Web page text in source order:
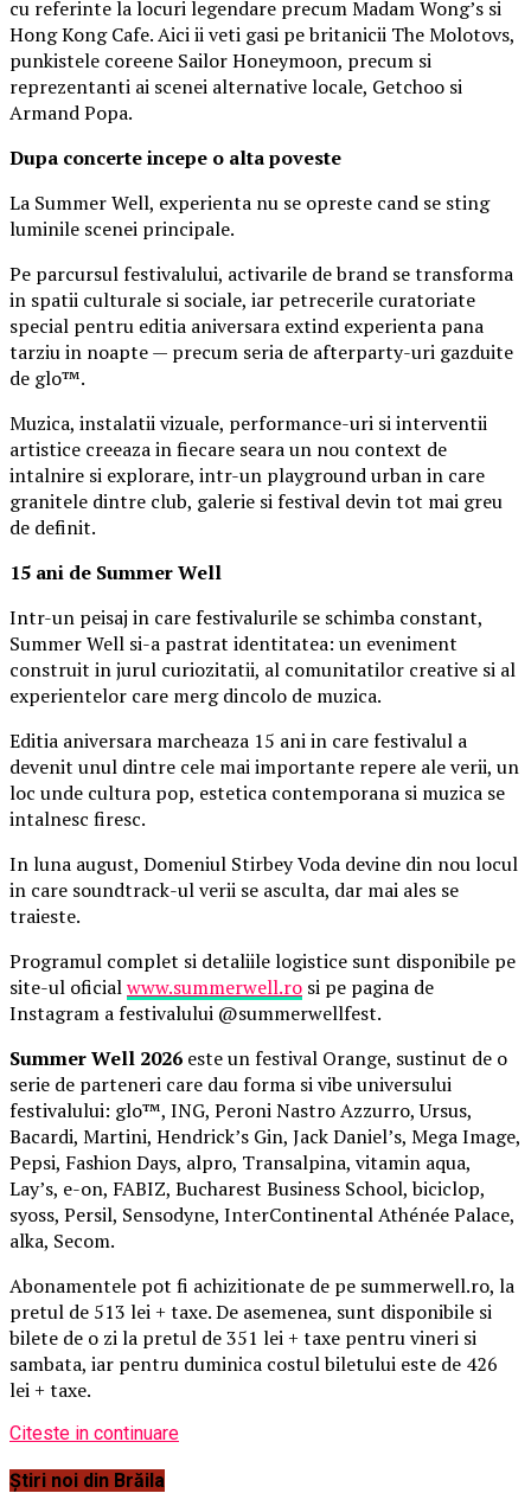
cu referinte la locuri legendare precum Madam Wong’s si
Hong Kong Cafe. Aici ii veti gasi pe britanicii The Molotovs,
punkistele coreene Sailor Honeymoon, precum si
reprezentanti ai scenei alternative locale, Getchoo si
Armand Popa.
Dupa concerte incepe o alta poveste
La Summer Well, experienta nu se opreste cand se sting
luminile scenei principale.
Pe parcursul festivalului, activarile de brand se transforma
in spatii culturale si sociale, iar petrecerile curatoriate
special pentru editia aniversara extind experienta pana
tarziu in noapte — precum seria de afterparty-uri gazduite
de glo™.
Muzica, instalatii vizuale, performance-uri si interventii
artistice creeaza in fiecare seara un nou context de
intalnire si explorare, intr-un playground urban in care
granitele dintre club, galerie si festival devin tot mai greu
de definit.
15 ani de Summer Well
Intr-un peisaj in care festivalurile se schimba constant,
Summer Well si-a pastrat identitatea: un eveniment
construit in jurul curiozitatii, al comunitatilor creative si al
experientelor care merg dincolo de muzica.
Editia aniversara marcheaza 15 ani in care festivalul a
devenit unul dintre cele mai importante repere ale verii, un
loc unde cultura pop, estetica contemporana si muzica se
intalnesc firesc.
In luna august, Domeniul Stirbey Voda devine din nou locul
in care soundtrack-ul verii se asculta, dar mai ales se
traieste.
Programul complet si detaliile logistice sunt disponibile pe
site-ul oficialwww.summerwell.ro si pe pagina de
Instagram a festivalului @summerwellfest.
Summer Well 2026 este un festival Orange, sustinut de o
serie de parteneri care dau forma si vibe universului
festivalului: glo™, ING, Peroni Nastro Azzurro, Ursus,
Bacardi, Martini, Hendrick’s Gin, Jack Daniel’s, Mega Image,
Pepsi, Fashion Days, alpro, Transalpina, vitamin aqua,
Lay’s, e-on, FABIZ, Bucharest Business School, biciclop,
syoss, Persil, Sensodyne, InterContinental Athénée Palace,
alka, Secom.
Abonamentele pot fi achizitionate de pe summerwell.ro, la
pretul de 513 lei + taxe. De asemenea, sunt disponibile si
bilete de o zi la pretul de 351 lei + taxe pentru vineri si
sambata, iar pentru duminica costul biletului este de 426
lei + taxe.
Citeste in continuare
Știri noi din Brăila